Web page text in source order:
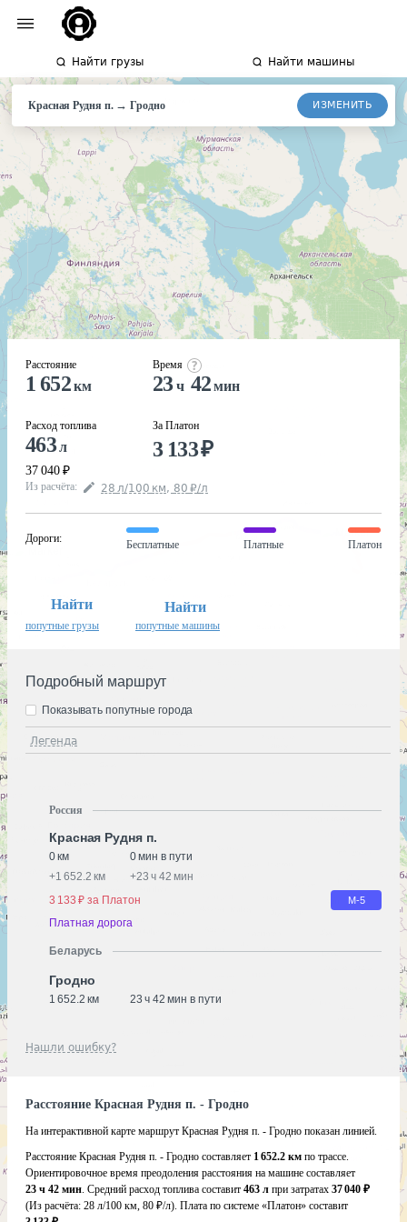
Найти грузы Найти машины
Красная Рудня п.→Гродно ИЗМЕНИТЬ
Расстояние
1 652км
Расход топлива
463л
37 040 ₽
Время
23ч 42 мин
За Платон
3 133₽
Из расчёта: 28 л/100 км, 80 ₽/л
Дороги:
Бесплатные Платные Платон
Найти
попутные грузы
Найти
попутные машины
Подробный маршрут
Легенда
Показывать попутные города
Россия
Красная Рудня п.
0 км
0 мин в пути
+1 652.2 км +23 ч 42 мин
3 133 ₽ за Платон
М-5
Платная дорога
Беларусь
Гродно
1 652.2 км 23 ч 42 мин в пути
Нашли ошибку?
Расстояние Красная Рудня п. - Гродно
На интерактивной карте маршрут Красная Рудня п. - Гродно показан линией.
Расстояние Красная Рудня п. - Гродно составляет 1 652.2 км по трассе.
Ориентировочное время преодоления расстояния на машине составляет
23 ч 42 мин. Средний расход топлива составит 463 л при затратах 37 040 ₽
(Из расчёта: 28 л/100 км, 80 ₽/л). Плата по системе «Платон» составит